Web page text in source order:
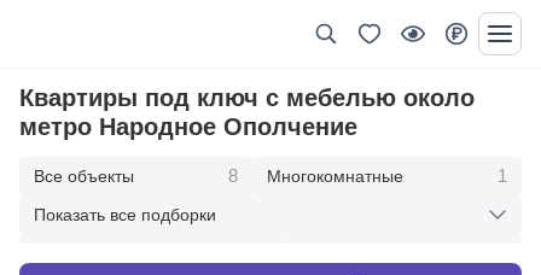
Квартиры под ключ с мебелью около
метро Народное Ополчение
Все объекты 8 Многокомнатные 1
Показать все подборки